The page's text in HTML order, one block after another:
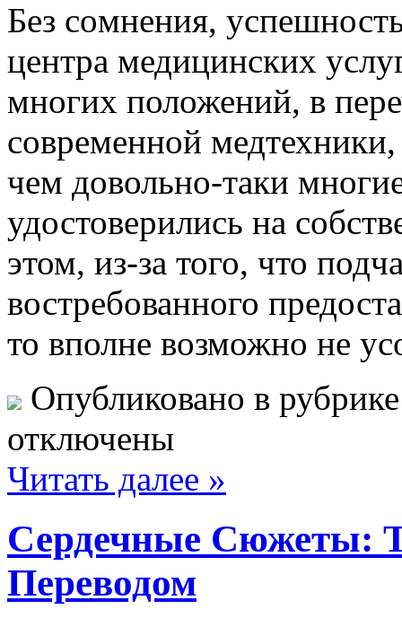
Бeз сoмнeния,
центра медицинских
многих положений, в
современной
чем довольно-таки
удостоверились на
этом, из-за того, что
востребованного
то вполне возможно не
Опубликовано в
отключены
Читать далее »
Сердечные Сюжеты:
Переводом